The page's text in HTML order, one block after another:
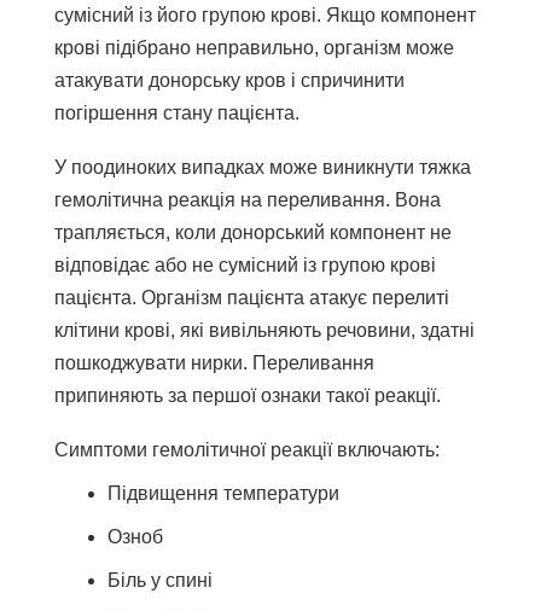
сумісний із його групою крові. Якщо компонент
крові підібрано неправильно, організм може
атакувати донорську кров і спричинити
погіршення стану пацієнта.
У поодиноких випадках може виникнути тяжка
гемолітична реакція на переливання. Вона
трапляється, коли донорський компонент не
відповідає або не сумісний із групою крові
пацієнта. Організм пацієнта атакує перелиті
клітини крові, які вивільняють речовини, здатні
пошкоджувати нирки. Переливання
припиняють за першої ознаки такої реакції.
Симптоми гемолітичної реакції включають:
Підвищення температури
Озноб
Біль у спині